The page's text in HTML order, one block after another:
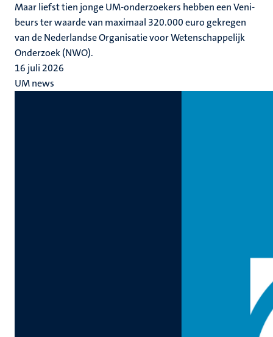
Maar liefst tien jonge UM-onderzoekers hebben een Veni-
beurs ter waarde van maximaal 320.000 euro gekregen
van de Nederlandse Organisatie voor Wetenschappelijk
Onderzoek (NWO).
16 juli 2026
UM news